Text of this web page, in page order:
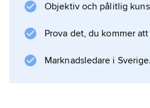
Objektiv och pålitlig
Prova det, du kommer
Marknadsledare i Sverige.